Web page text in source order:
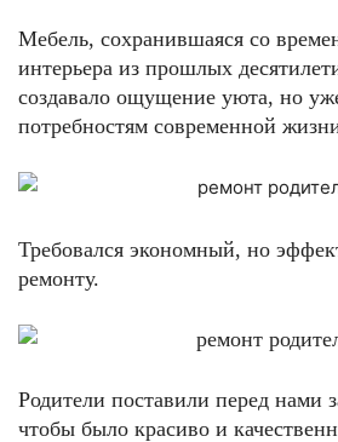
Мебель, сохранившаяся со
интерьера из прошлых
создавало ощущение уюта, но
потребностям современной
Требовался экономный, но
ремонту.
Родители поставили перед нами
чтобы было красиво и